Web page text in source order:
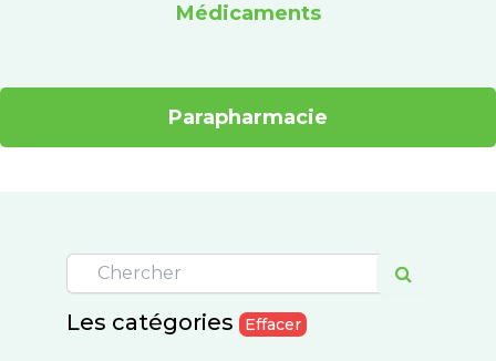
Médicaments
Parapharmacie
Les catégories Effacer